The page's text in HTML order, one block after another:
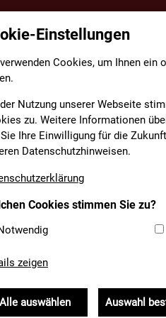
FACHBEREICHE
DER
Aus: Florian Kommen
Einstellungen
Cookies, um Ihnen ein
Nutzung unserer Webseite
zu. Weitere Informationen
Ihre Einwilligung für die
Datenschutzhinweisen.
Cookies stimmen Sie zu?
zeigen
Alle auswählen Auswahl